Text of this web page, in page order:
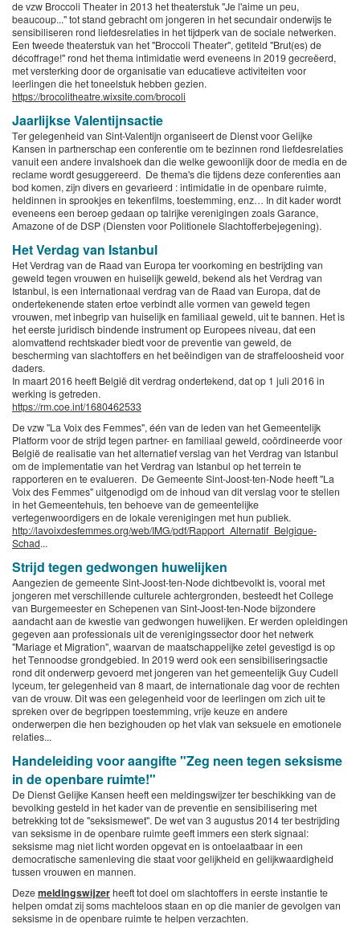
de vzw Broccoli Theater in 2013 het theaterstuk "Je l'aime un peu,
beaucoup..." tot stand gebracht om jongeren in het secundair onderwijs te
sensibiliseren rond liefdesrelaties in het tijdperk van de sociale netwerken.
Een tweede theaterstuk van het "Broccoli Theater", getiteld "Brut(es) de
décoffrage!" rond het thema intimidatie werd eveneens in 2019 gecreëerd,
met versterking door de organisatie van educatieve activiteiten voor
leerlingen die het toneelstuk hebben gezien.
https://brocolitheatre.wixsite.com/brocoli
Jaarlijkse Valentijnsactie
Ter gelegenheid van Sint-Valentijn organiseert de Dienst voor Gelijke
Kansen in partnerschap een conferentie om te bezinnen rond liefdesrelaties
vanuit een andere invalshoek dan die welke gewoonlijk door de media en de
reclame wordt gesuggereerd. De thema's die tijdens deze conferenties aan
bod komen, zijn divers en gevarieerd : intimidatie in de openbare ruimte,
heldinnen in sprookjes en tekenfilms, toestemming, enz… In dit kader wordt
eveneens een beroep gedaan op talrijke verenigingen zoals Garance,
Amazone of de DSP (Diensten voor Politionele Slachtofferbejegening).
Het Verdag van Istanbul
Het Verdrag van de Raad van Europa ter voorkoming en bestrijding van
geweld tegen vrouwen en huiselijk geweld, bekend als het Verdrag van
Istanbul, is een internationaal verdrag van de Raad van Europa, dat de
ondertekenende staten ertoe verbindt alle vormen van geweld tegen
vrouwen, met inbegrip van huiselijk en familiaal geweld, uit te bannen. Het is
het eerste juridisch bindende instrument op Europees niveau, dat een
alomvattend rechtskader biedt voor de preventie van geweld, de
bescherming van slachtoffers en het beëindigen van de straffeloosheid voor
daders.
In maart 2016 heeft België dit verdrag ondertekend, dat op 1 juli 2016 in
werking is getreden.
https://rm.coe.int/1680462533
De vzw "La Voix des Femmes", één van de leden van het Gemeentelijk
Platform voor de strijd tegen partner- en familiaal geweld, coördineerde voor
België de realisatie van het alternatief verslag van het Verdrag van Istanbul
om de implementatie van het Verdrag van Istanbul op het terrein te
rapporteren en te evalueren. De Gemeente Sint-Joost-ten-Node heeft "La
Voix des Femmes" uitgenodigd om de inhoud van dit verslag voor te stellen
in het Gemeentehuis, ten behoeve van de gemeentelijke
vertegenwoordigers en de lokale verenigingen met hun publiek.
http://lavoixdesfemmes.org/web/IMG/pdf/Rapport_Alternatif_Belgique-
Schad...
Strijd tegen gedwongen huwelijken
Aangezien de gemeente Sint-Joost-ten-Node dichtbevolkt is, vooral met
jongeren met verschillende culturele achtergronden, besteedt het College
van Burgemeester en Schepenen van Sint-Joost-ten-Node bijzondere
aandacht aan de kwestie van gedwongen huwelijken. Er werden opleidingen
gegeven aan professionals uit de verenigingssector door het netwerk
"Mariage et Migration", waarvan de maatschappelijke zetel gevestigd is op
het Tennoodse grondgebied. In 2019 werd ook een sensibiliseringsactie
rond dit onderwerp gevoerd met jongeren van het gemeentelijk Guy Cudell
lyceum, ter gelegenheid van 8 maart, de internationale dag voor de rechten
van de vrouw. Dit was een gelegenheid voor de leerlingen om zich uit te
spreken over de begrippen toestemming, vrije keuze en andere
onderwerpen die hen bezighouden op het vlak van seksuele en emotionele
relaties...
Handeleiding voor aangifte "Zeg neen tegen seksisme
in de openbare ruimte!"
De Dienst Gelijke Kansen heeft een meldingswijzer ter beschikking van de
bevolking gesteld in het kader van de preventie en sensibilisering met
betrekking tot de "seksismewet". De wet van 3 augustus 2014 ter bestrijding
van seksisme in de openbare ruimte geeft immers een sterk signaal:
seksisme mag niet licht worden opgevat en is ontoelaatbaar in een
democratische samenleving die staat voor gelijkheid en gelijkwaardigheid
tussen vrouwen en mannen.
Dezemeldingswijzerheeft tot doel om slachtoffers in eerste instantie te
helpen omdat zij soms machteloos staan en op die manier de gevolgen van
seksisme in de openbare ruimte te helpen verzachten.